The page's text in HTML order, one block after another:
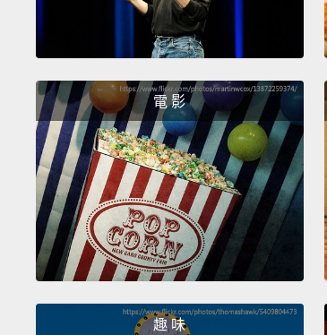
電 影
趣 味